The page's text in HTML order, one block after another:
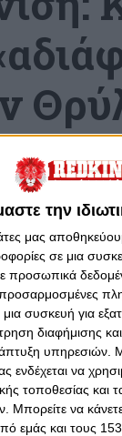
την
μας
σε μια
προσωπικά
προσαρμοσμένες
συσκευή για
διαφήμισης
υπηρεσιών.
ενδέχεται να
τοποθεσίας και
να κάνετε
εμάς και τους